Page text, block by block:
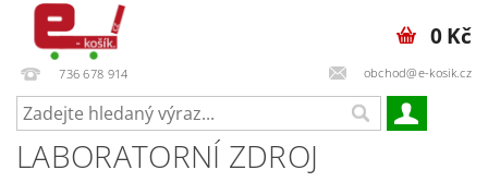
736 678 914 obchod@e-kosik.cz
0 Kč
LABORATORNÍ ZDROJ